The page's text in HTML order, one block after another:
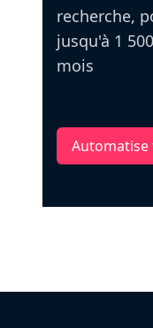
recherche,
jusqu'à 1
mois
Automatise